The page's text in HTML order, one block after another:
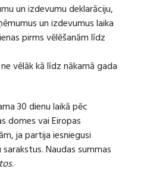
un izdevumu deklarāciju,
un izdevumus laika
pirms vēlēšanām līdz
vēlāk kā līdz nākamā gada
30 dienu laikā pēc
domes vai Eiropas
ja partija iesniegusi
Naudas summas
.